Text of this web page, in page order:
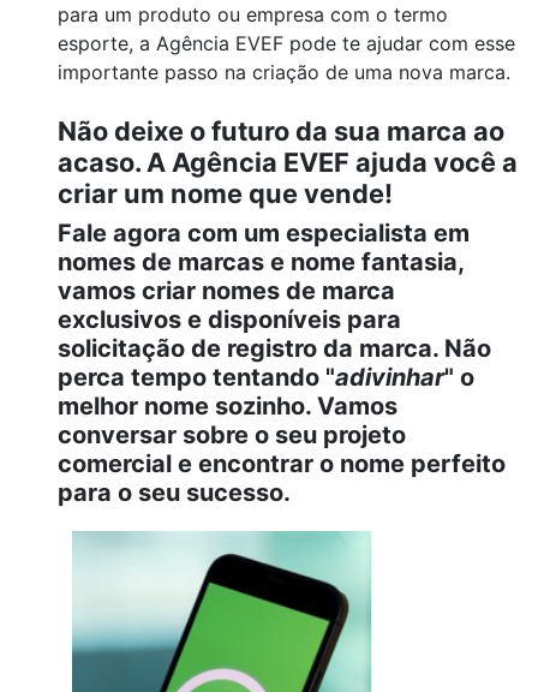
para um produto ou empresa com o termo
esporte, a Agência EVEF pode te ajudar com esse
importante passo na criação de uma nova marca.
Não deixe o futuro da sua marca ao
acaso. A Agência EVEF ajuda você a
criar um nome que vende!
Fale agora com um especialista em
nomes de marcas e nome fantasia,
vamos criar nomes de marca
exclusivos e disponíveis para
solicitação de registro da marca. Não
perca tempo tentando "adivinhar" o
melhor nome sozinho. Vamos
conversar sobre o seu projeto
comercial e encontrar o nome perfeito
para o seu sucesso.